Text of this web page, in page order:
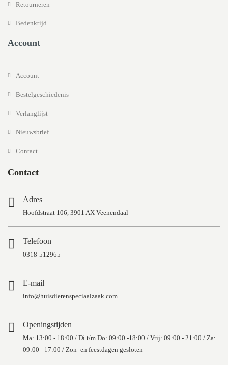
Retourneren
Bedenktijd
Account
Account
Bestelgeschiedenis
Verlanglijst
Nieuwsbrief
Contact
Contact
Adres
Hoofdstraat 106, 3901 AX Veenendaal
Telefoon
0318-512965
E-mail
info@huisdierenspeciaalzaak.com
Openingstijden
Ma: 13:00 - 18:00 / Di t/m Do: 09:00 -18:00 / Vrij: 09:00 - 21:00 / Za:
09:00 - 17:00 / Zon- en feestdagen gesloten